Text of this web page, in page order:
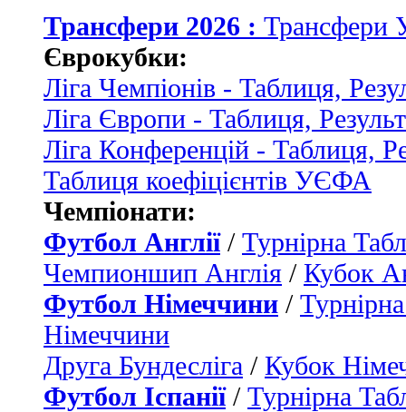
Трансфери 2026 : Трансфери
Єврокубки:
Ліга Чемпіонів - Таблиця,
Ліга Європи - Таблиця,
Ліга Конференцій - Таблиця,
Таблиця коефіцієнтів УЄФА
Чемпіонати:
Футбол Англії/ Турнірна
Чемпионшип Англія / Кубок
Футбол Німеччини /
Німеччини
Друга Бундесліга / Кубок
Футбол Іспанії/ Турнірна